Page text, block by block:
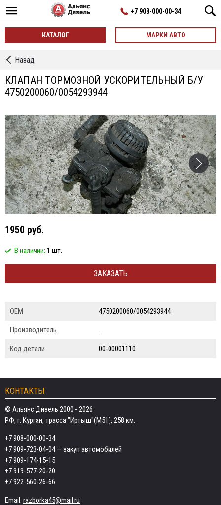
+7 908-000-00-34
КАТАЛОГ МАРКИ АВТО
←
Клапаны
Назад
КЛАПАН ТОРМОЗНОЙ УСКОРИТЕЛЬНЫЙ Б/У
4750200060/0054293944
1950 руб.
В наличии: 1 шт.
ЗАКАЗАТЬ
ОЕМ 4750200060/0054293944
Производитель .
Код детали 00-00001110
КОНТАКТЫ
© Альянс Дизель 2000 - 2026
РФ, г. Курган, трасса "Иртыш"(М51), 258 км.
+7 908-000-00-34
+7 909-723-04-04— закуп автомобилей
+7 909-174-15-15
+7 919-577-20-20
+7 922-560-26-66
Email: razborka45@mail.ru